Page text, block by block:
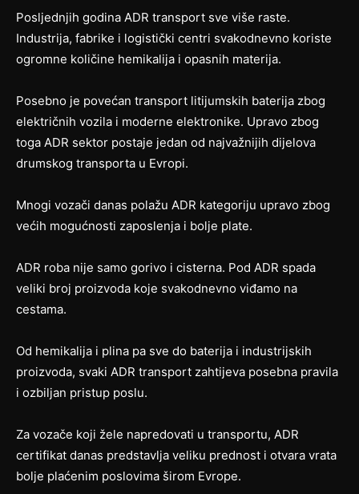
Posljednjih godina ADR transport sve više raste.
Industrija, fabrike i logistički centri svakodnevno koriste
ogromne količine hemikalija i opasnih materija.
Posebno je povećan transport litijumskih baterija zbog
električnih vozila i moderne elektronike. Upravo zbog
toga ADR sektor postaje jedan od najvažnijih dijelova
drumskog transporta u Evropi.
Mnogi vozači danas polažu ADR kategoriju upravo zbog
većih mogućnosti zaposlenja i bolje plate.
ADR roba nije samo gorivo i cisterna. Pod ADR spada
veliki broj proizvoda koje svakodnevno viđamo na
cestama.
Od hemikalija i plina pa sve do baterija i industrijskih
proizvoda, svaki ADR transport zahtijeva posebna pravila
i ozbiljan pristup poslu.
Za vozače koji žele napredovati u transportu, ADR
certifikat danas predstavlja veliku prednost i otvara vrata
bolje plaćenim poslovima širom Evrope.